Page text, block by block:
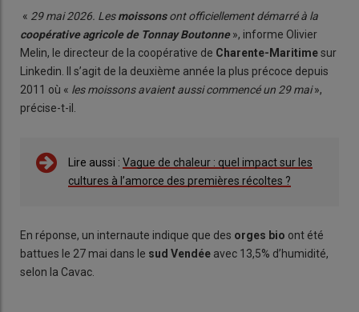
« 29 mai 2026. Lesmoissonsont officiellement démarré à la
coopérative agricole de Tonnay Boutonne», informe Olivier
Melin, le directeur de la coopérative de Charente-Maritimesur
Linkedin. Il s’agit de la deuxième année la plus précoce depuis
2011 où « les moissons avaient aussi commencé un 29 mai»,
précise-t-il.
Lire aussi : Vague de chaleur : quel impact sur les
cultures à l’amorce des premières récoltes ?
En réponse, un internaute indique que des orges bio ont été
battues le 27 mai dans le sud Vendée avec 13,5% d’humidité,
selon la Cavac.